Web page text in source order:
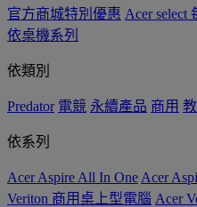
官方商城特別優惠 Acer select
依桌機系列
依類別
Predator 電競 永續產品 商用
依系列
Acer Aspire All In One Acer
Veriton 商用桌上型電腦 Acer